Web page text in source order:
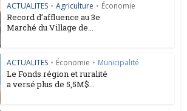
ACTUALITES • Agriculture • Économie
Record d’affluence au 3e
Marché du Village de...
ACTUALITES • Économie • Municipalité
Le Fonds région et ruralité
a versé plus de 5,5M$...